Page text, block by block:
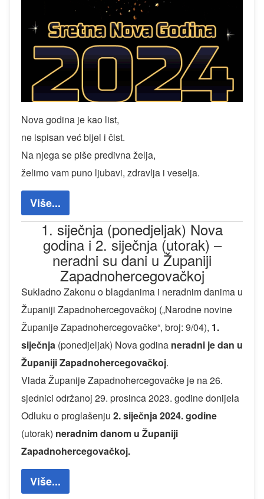
Nova godina je kao list,
ne ispisan već bijel i čist.
Na njega se piše predivna želja,
želimo vam puno ljubavi, zdravlja i veselja.
Više...
1. siječnja (ponedjeljak) Nova
godina i 2. siječnja (utorak) –
neradni su dani u Županiji
Zapadnohercegovačkoj
Sukladno Zakonu o blagdanima i neradnim danima u
Županiji Zapadnohercegovačkoj („Narodne novine
Županije Zapadnohercegovačke“, broj: 9/04), 1.
siječnja (ponedjeljak) Nova godina neradni je dan u
Županiji Zapadnohercegovačkoj.
Vlada Županije Zapadnohercegovačke je na 26.
sjednici održanoj 29. prosinca 2023. godine donijela
Odluku o proglašenju 2. siječnja 2024. godine
(utorak) neradnim danom u Županiji
Zapadnohercegovačkoj.
Više...